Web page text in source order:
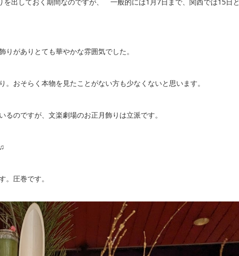
がありとても華やかな雰囲気でした。
おそらく本物を見たことがない方も少なくないと思います。
のですが、文楽劇場のお正月飾りは立派です。
圧巻です。